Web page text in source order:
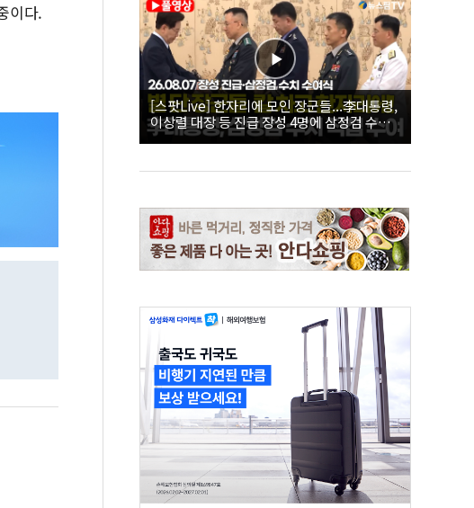
이다.
[스팟Live] 한자리에 모인 장군들...李대통령,
이상렬 대장 등 진급 장성 4명에 삼정검 수치
직접 수여｜26.08.07 장성 진급·삼정검 수치